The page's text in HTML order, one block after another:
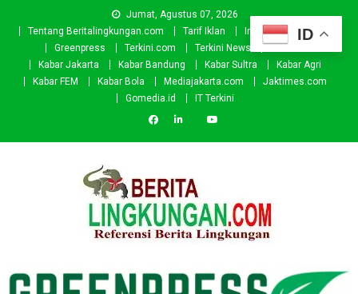
Jumat, Agustus 07, 2026
Tentang Beritalingkungan.com
Tarif Iklan Investor
Donasi
Greenpress
Terkini.com Terkini News
Kabar.id
Kabar Jakarta
Kabar Bandung Kabar Sultra
Kabar Agri
Kabar FEM
Kabar Bola Mediajakarta.com
Jaktimes.com
Gomedia.id
IT Terkini
ID